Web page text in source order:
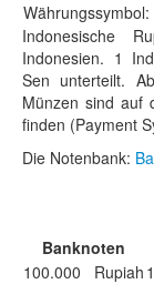
Währungssymbol:
Indonesische
Indonesien. 1
Sen unterteilt.
Münzen sind auf
finden (Payment
Die Notenbank:
Banknoten
100.000 Rupiah